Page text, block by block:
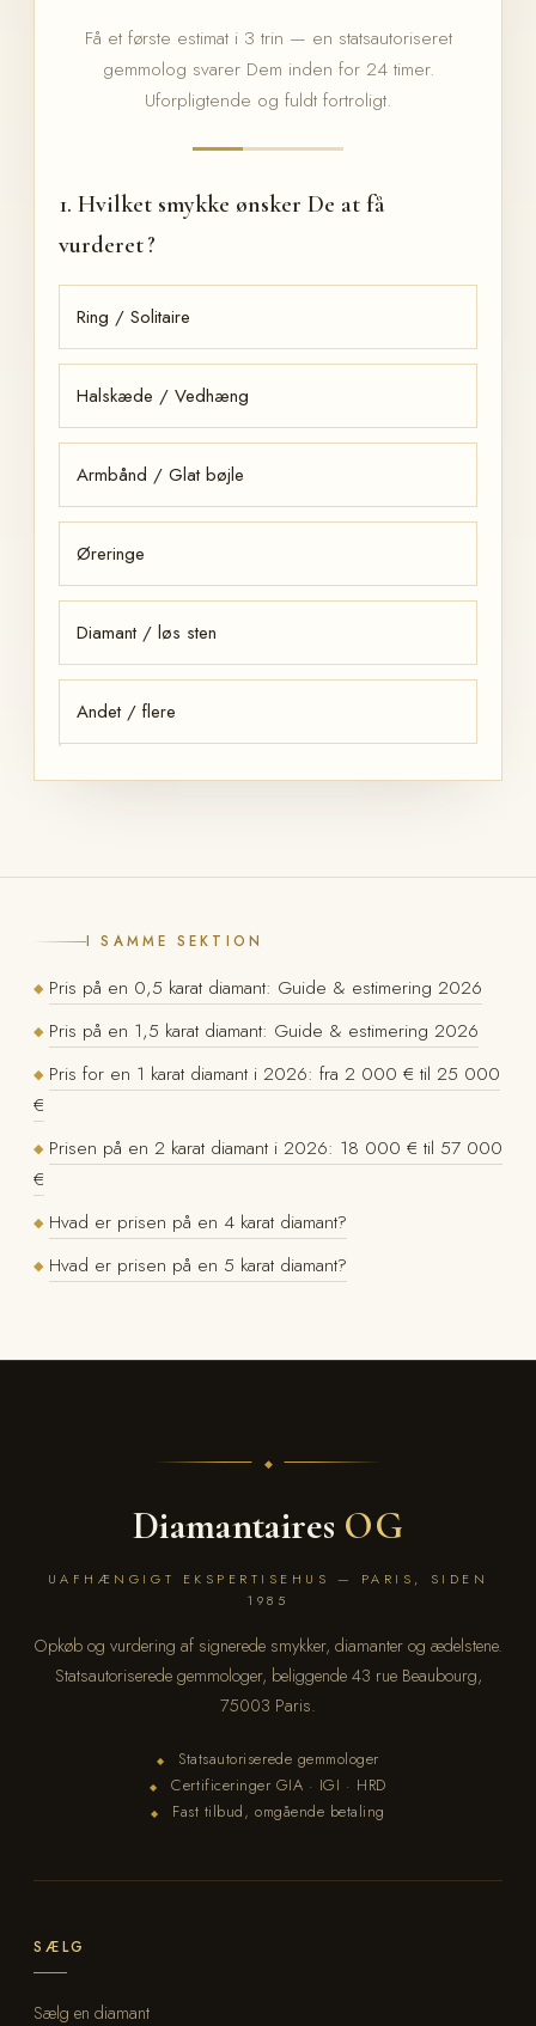
Få et første estimat i 3 trin — en statsautoriseret
gemmolog svarer Dem inden for 24 timer.
Uforpligtende og fuldt fortroligt.
1. Hvilket smykke ønsker De at få
vurderet ?
Ring / Solitaire
Halskæde / Vedhæng
Armbånd / Glat bøjle
Øreringe
Diamant / løs sten
Andet / flere
I SAMME SEKTION
◆ Pris på en 0,5 karat diamant: Guide & estimering 2026
◆ Pris på en 1,5 karat diamant: Guide & estimering 2026
◆ Pris for en 1 karat diamant i 2026: fra 2 000 € til 25 000
€
◆ Prisen på en 2 karat diamant i 2026: 18 000 € til 57 000
€
◆ Hvad er prisen på en 4 karat diamant?
◆ Hvad er prisen på en 5 karat diamant?
Diamantaires OG
UAFHÆNGIGT EKSPERTISEHUS — PARIS, SIDEN
1985
Opkøb og vurdering af signerede smykker, diamanter og ædelstene.
Statsautoriserede gemmologer, beliggende 43 rue Beaubourg,
75003 Paris.
◆ Statsautoriserede gemmologer
◆ Certificeringer GIA · IGI · HRD
◆ Fast tilbud, omgående betaling
SÆLG
Sælg en diamant